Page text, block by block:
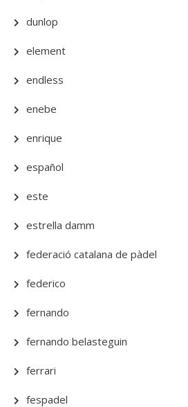
dunlop
element
endless
enebe
enrique
español
este
estrella damm
federació catalana de pàdel
federico
fernando
fernando belasteguin
ferrari
fespadel